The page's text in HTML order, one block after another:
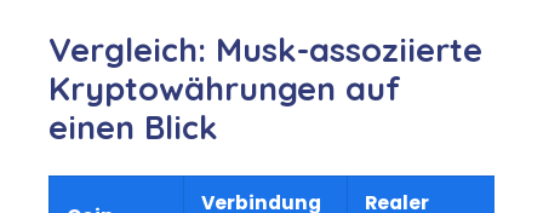
Vergleich: Musk-assoziierte
Kryptowährungen auf
einen Blick
Verbindung
Realer